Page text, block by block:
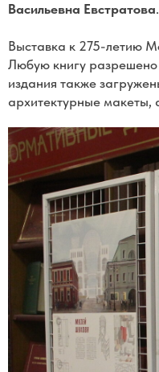
Васильевна Евстратова.
Выставка к 275-летию
Любую книгу разрешено
издания также
архитектурные макеты,